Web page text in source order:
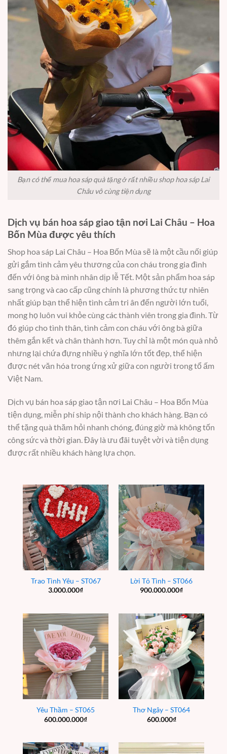
Bạn có thể mua hoa sáp quà tặng ở rất nhiều shop hoa sáp Lai
Châu vô cùng tiện dụng
Dịch vụ bán hoa sáp giao tận nơi Lai Châu – Hoa
Bốn Mùa được yêu thích
Shop hoa sáp Lai Châu – Hoa Bốn Mùa sẽ là một cầu nối giúp
gửi gắm tình cảm yêu thương của con cháu trong gia đình
đến với ông bà mình nhân dịp lễ Tết. Một sản phẩm hoa sáp
sang trọng và cao cấp cũng chính là phương thức tự nhiên
nhất giúp bạn thể hiện tình cảm tri ân đến người lớn tuổi,
mong họ luôn vui khỏe cùng các thành viên trong gia đình. Từ
đó giúp cho tình thân, tình cảm con cháu với ông bà giữa
thêm gắn kết và chân thành hơn. Tuy chỉ là một món quà nhỏ
nhưng lại chứa đựng nhiều ý nghĩa lớn tốt đẹp, thể hiện
được nét văn hóa trong ứng xử giữa con người trong tổ ấm
Việt Nam.
Dịch vụ bán hoa sáp giao tận nơi Lai Châu – Hoa Bốn Mùa
tiện dụng, miễn phí ship nội thành cho khách hàng. Bạn có
thể tặng quà thăm hỏi nhanh chóng, đúng giờ mà không tốn
công sức và thời gian. Đây là ưu đãi tuyệt vời và tiện dụng
được rất nhiều khách hàng lựa chọn.
Trao Tình Yêu – ST067
3.000.000₫
Lời Tỏ Tình – ST066
900.000.000₫
Yêu Thầm – ST065
600.000.000₫
Thơ Ngây – ST064
600.000₫